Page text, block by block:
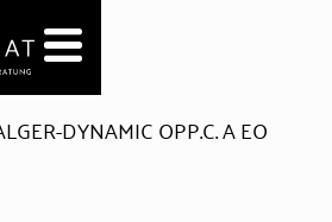
DYNAMIC OPP.C. A EO